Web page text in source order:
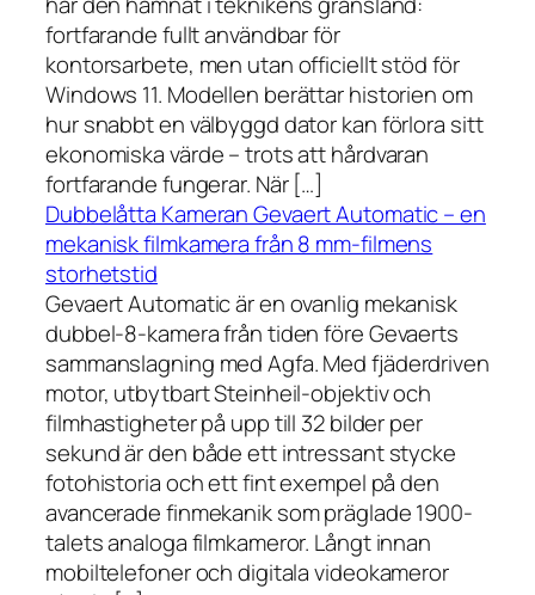
fortfarande fullt användbar för
kontorsarbete, men utan officiellt stöd för
Windows 11. Modellen berättar historien om
hur snabbt en välbyggd dator kan förlora sitt
ekonomiska värde – trots att hårdvaran
fortfarande fungerar. När […]
Dubbelåtta Kameran Gevaert Automatic – en
mekanisk filmkamera från 8 mm-filmens
storhetstid
Gevaert Automatic är en ovanlig mekanisk
dubbel-8-kamera från tiden före Gevaerts
sammanslagning med Agfa. Med fjäderdriven
motor, utbytbart Steinheil-objektiv och
filmhastigheter på upp till 32 bilder per
sekund är den både ett intressant stycke
fotohistoria och ett fint exempel på den
avancerade finmekanik som präglade 1900-
talets analoga filmkameror. Långt innan
mobiltelefoner och digitala videokameror